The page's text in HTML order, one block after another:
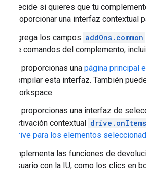
Decide si quieres que tu
proporcionar una interfaz
Agrega los campos addOns.common
de comandos del complemento,
Si proporcionas una página principal
compilar esta interfaz. También
Workspace.
Si proporcionas una interfaz de
activación contextual
Drive para los elementos
Implementa las funciones de
usuario con la IU, como los clics en